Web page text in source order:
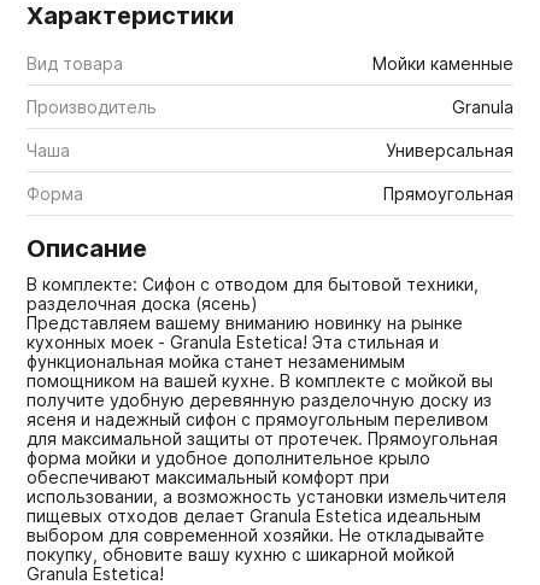
Характеристики
Вид товара Мойки каменные
Производитель Granula
Чаша Универсальная
Форма Прямоугольная
Описание
В комплекте: Сифон с отводом для бытовой техники,
разделочная доска (ясень)
Представляем вашему вниманию новинку на рынке
кухонных моек - Granula Estetica! Эта стильная и
функциональная мойка станет незаменимым
помощником на вашей кухне. В комплекте с мойкой вы
получите удобную деревянную разделочную доску из
ясеня и надежный сифон с прямоугольным переливом
для максимальной защиты от протечек. Прямоугольная
форма мойки и удобное дополнительное крыло
обеспечивают максимальный комфорт при
использовании, а возможность установки измельчителя
пищевых отходов делает Granula Estetica идеальным
выбором для современной хозяйки. Не откладывайте
покупку, обновите вашу кухню с шикарной мойкой
Granula Estetica!